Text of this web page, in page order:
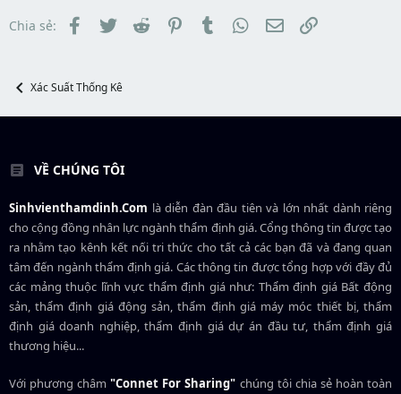
t
a
r
đ
ầ
Chia sẻ: Facebook
TwitterReddit PinterestTumblr WhatsApp
EmailLink
Xác Suất Thống Kê
VỀ CHÚNG TÔI
Sinhvienthamdinh.Com là diễn đàn đầu tiên và lớn nhất dành riêng
cho cộng đồng nhân lực ngànhthẩm định giá. Cổng thông tin được tạo
ra nhằm tạo kênh kết nối tri thức cho tất cả các bạn đã và đang quan
tâm đến ngành thẩm định giá. Các thông tin được tổng hợp với đầy đủ
các mảng thuộc lĩnh vực thẩm định giá như: Thẩm định giá Bất động
sản, thẩm định giá động sản, thẩm định giá máy móc thiết bị, thẩm
định giá doanh nghiệp, thẩm định giá dự án đầu tư, thẩm định giá
thương hiệu...
Với phương châm"Connet For Sharing" chúng tôi chia sẻ hoàn toàn